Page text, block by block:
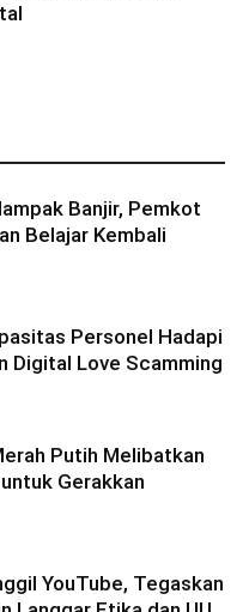
Banjir, Pemkot
Belajar Kembali
Personel Hadapi
Digital Love Scamming
Putih Melibatkan
Gerakkan
YouTube, Tegaskan